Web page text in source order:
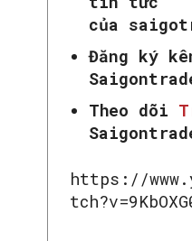
của
Đăng ký
Theo dõi
https://